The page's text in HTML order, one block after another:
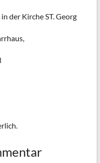
der Kirche ST. Georg